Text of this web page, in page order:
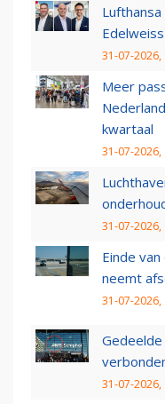
Lufthansa
31-07-2026,
Meer
kwartaal
31-07-2026,
31-07-2026,
Einde
neemt
31-07-2026,
31-07-2026,